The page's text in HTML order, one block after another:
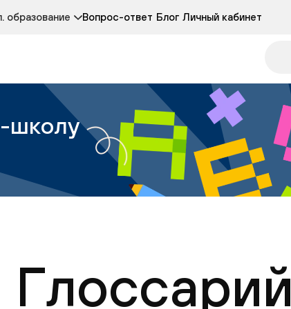
образование
по чтению
Вопрос-ответ Блог Личный кабинет
школу
Глоссарий